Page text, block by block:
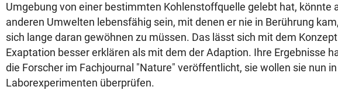
Umgebung von einer bestimmten Kohlenstoffquelle gelebt hat, könnte
anderen Umwelten lebensfähig sein, mit denen er nie in Berührung
sich lange daran gewöhnen zu müssen. Das lässt sich mit dem
Exaptation besser erklären als mit dem der Adaption. Ihre Ergebnisse
die Forscher im Fachjournal "Nature" veröffentlicht, sie wollen sie nun in
Laborexperimenten überprüfen.